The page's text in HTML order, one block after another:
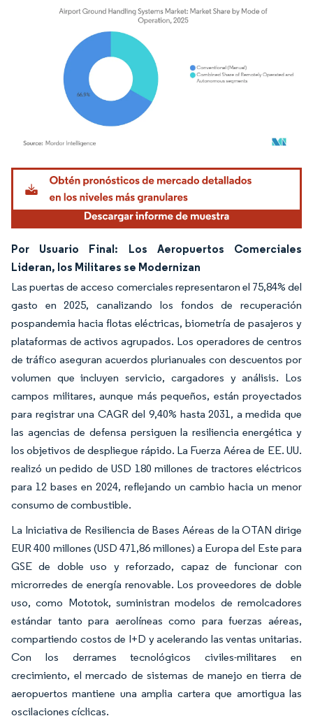
Imagen © Mordor Intelligence. El uso requiere atribución según CC BY 4.0.
Por Usuario Final: Los Aeropuertos Comerciales
Lideran, los Militares se Modernizan
Las puertas de acceso comerciales representaron el 75,84% del
gasto en 2025, canalizando los fondos de recuperación
pospandemia hacia flotas eléctricas, biometría de pasajeros y
plataformas de activos agrupados. Los operadores de centros
de tráfico aseguran acuerdos plurianuales con descuentos por
volumen que incluyen servicio, cargadores y análisis. Los
campos militares, aunque más pequeños, están proyectados
para registrar una CAGR del 9,40% hasta 2031, a medida que
las agencias de defensa persiguen la resiliencia energética y
los objetivos de despliegue rápido. La Fuerza Aérea de EE. UU.
realizó un pedido de USD 180 millones de tractores eléctricos
para 12 bases en 2024, reflejando un cambio hacia un menor
consumo de combustible.
La Iniciativa de Resiliencia de Bases Aéreas de la OTAN dirige
EUR 400 millones (USD 471,86 millones) a Europa del Este para
GSE de doble uso y reforzado, capaz de funcionar con
microrredes de energía renovable. Los proveedores de doble
uso, como Mototok, suministran modelos de remolcadores
estándar tanto para aerolíneas como para fuerzas aéreas,
compartiendo costos de I+D y acelerando las ventas unitarias.
Con los derrames tecnológicos civiles-militares en
crecimiento, el mercado de sistemas de manejo en tierra de
aeropuertos mantiene una amplia cartera que amortigua las
oscilaciones cíclicas.